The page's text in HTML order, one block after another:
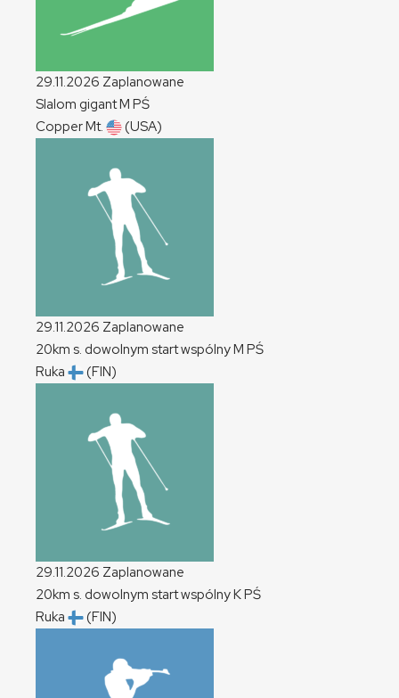
29.11.2026 Zaplanowane
Slalom gigantM PŚ
Copper Mt.
(USA)
29.11.2026 Zaplanowane
20km s. dowolnym start wspólnyM PŚ
Ruka
(FIN)
29.11.2026 Zaplanowane
20km s. dowolnym start wspólnyKPŚ
Ruka
(FIN)